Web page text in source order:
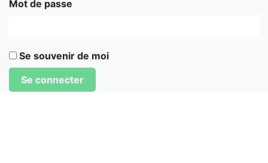
Mot de passe
Se souvenir de moi